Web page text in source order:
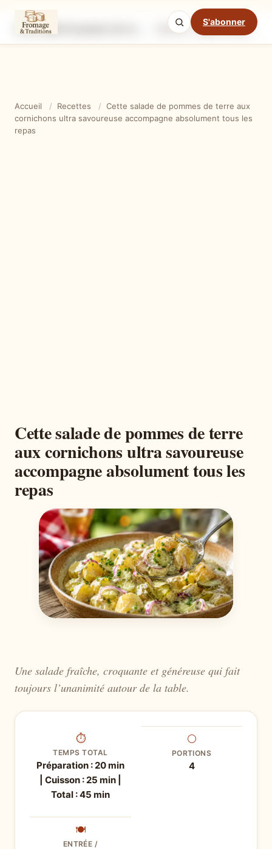
S'abonner
Ingrédients Étapes
Mode cuisine
Accueil / Recettes / Cette salade de pommes de terre aux
cornichons ultra savoureuse accompagne absolument tous les
repas
Cette salade de pommes de terre
aux cornichons ultra savoureuse
accompagne absolument tous les
repas
Une salade fraîche, croquante et généreuse qui fait
toujours l’unanimité autour de la table.
⏱
TEMPS TOTAL
Préparation : 20 min
| Cuisson : 25 min |
Total : 45 min
⚪
PORTIONS
4
🍽
ENTRÉE /